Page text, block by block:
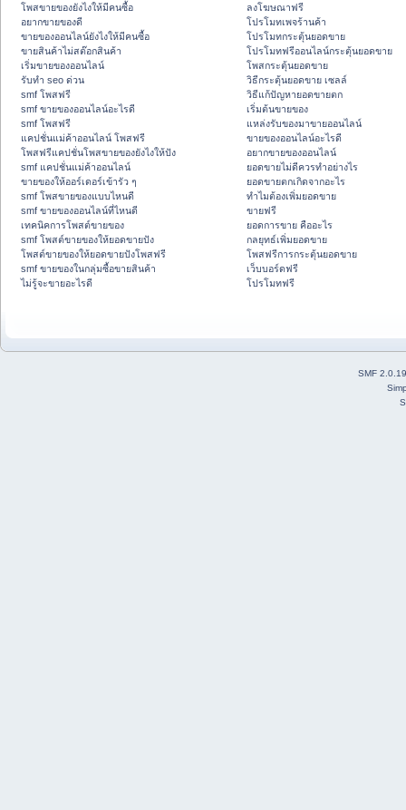
โพสขายของยังไงให้มีคนซื้อ
อยากขายของดี
ขายของออนไลน์ยังไงให้มีคนซื้อ
ขายสินค้าไม่สต๊อกสินค้า
เริ่มขายของออนไลน์
รับทำ seo ด่วน
smf โพสฟรี
smf ขายของออนไลน์อะไรดี
smf โพสฟรี
แคปชั่นแม่ค้าออนไลน์ โพสฟรี
โพสฟรีแคปชั่นโพสขายของยังไงให้ปัง
smf แคปชั่นแม่ค้าออนไลน์
ขายของให้ออร์เดอร์เข้ารัว ๆ
smf โพสขายของแบบไหนดี
smf ขายของออนไลน์ที่ไหนดี
เทคนิคการโพสต์ขายของ
smf โพสต์ขายของให้ยอดขายปัง
โพสต์ขายของให้ยอดขายปังโพสฟรี
smf ขายของในกลุ่มซื้อขายสินค้า
ไม่รู้จะขายอะไรดี
ลงโฆษณาฟรี
โปรโมทเพจร้านค้า
โปรโมทกระตุ้นยอดขาย
โปรโมทฟรีออนไลน์กระตุ้นยอดขาย
โพสกระตุ้นยอดขาย
วิธีกระตุ้นยอดขาย เซลล์
วิธีแก้ปัญหายอดขายตก
เริ่มต้นขายของ
แหล่งรับของมาขายออนไลน์
ขายของออนไลน์อะไรดี
อยากขายของออนไลน์
ยอดขายไม่ดีควรทำอย่างไร
ยอดขายตกเกิดจากอะไร
ทำไมต้องเพิ่มยอดขาย
ขายฟรี
ยอดการขาย คืออะไร
กลยุทธ์เพิ่มยอดขาย
โพสฟรีการกระตุ้นยอดขาย
เว็บบอร์ดฟรี
โปรโมทฟรี
SMF 2.0.19